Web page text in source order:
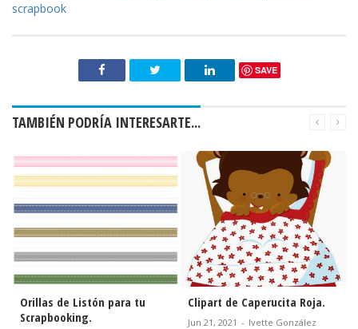
scrapbook
SAVE
TAMBIÉN PODRÍA INTERESARTE...
Orillas de Listón para tu
Scrapbooking.
Clipart de Caperucita Roja.
Jun 21, 2021 - Ivette González